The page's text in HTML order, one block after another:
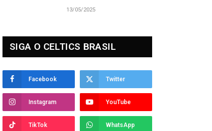
13/05/2025
SIGA O CELTICS BRASIL
Facebook Twitter
Instagram YouTube
TikTok WhatsApp